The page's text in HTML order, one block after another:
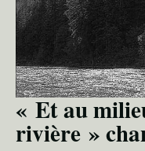
« Et au
rivière »